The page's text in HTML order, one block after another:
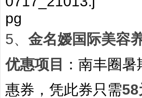
5、 金名嫒国际美容
优惠项目
： 南丰圈暑
惠券，凭此券只需58